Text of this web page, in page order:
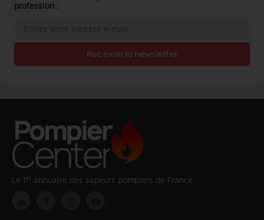
profession :
Recevoir la newsletter
Le 1er annuaire des sapeurs pompiers de France.